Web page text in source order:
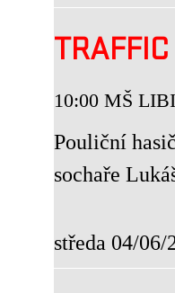
10:00 MŠ
Pouliční
sochaře
středa 04/06/